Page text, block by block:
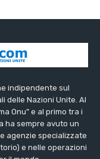
indipendente sul
delle Nazioni Unite. Al
Onu” e al primo tra i
ha sempre avuto un
agenzie specializzate
e nelle operazioni